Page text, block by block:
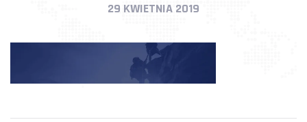
29 KWIETNIA 2019